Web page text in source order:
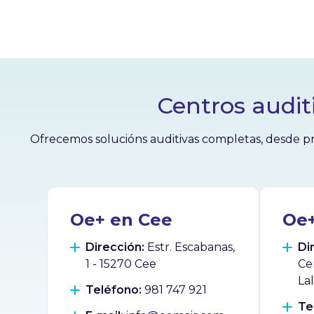
Centros
Ofrecemos solucións auditivas completas, desde
Oe+ en Cee
Dirección: Estr. Escabanas,
1 - 15270 Cee
Teléfono: 981 747 921